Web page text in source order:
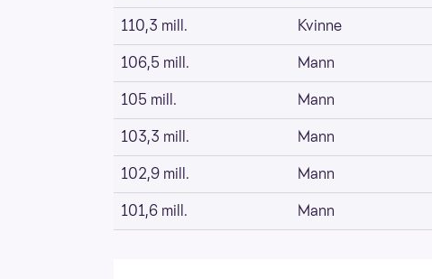
110,3 mill.
Kvinne
106,5 mill.
Mann
105 mill.
Mann
103,3 mill.
Mann
102,9 mill.
Mann
101,6 mill.
Mann